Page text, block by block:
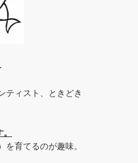
ティスト、ときどき
。
育てるのが趣味。